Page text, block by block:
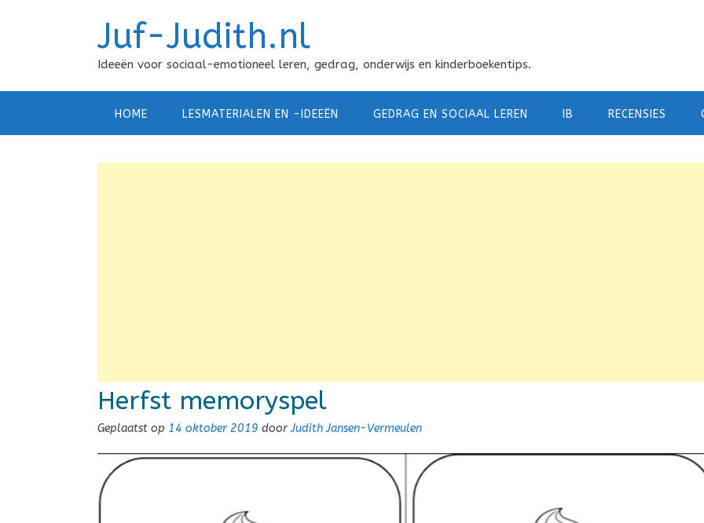
Juf-Judith.nl
Ideeën voor sociaal-emotioneel leren, gedrag, onderwijs en kinderboekentips.
HOME LESMATERIALEN EN -IDEEËN GEDRAG EN SOCIAAL LEREN IB RECENSIES
Herfst memoryspel
Geplaatst op 14 oktober 2019 doorJudith Jansen-Vermeulen